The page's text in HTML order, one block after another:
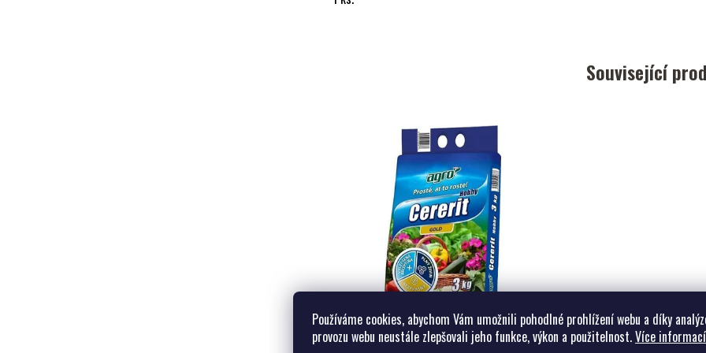
Používáme cookies, abychom Vám umožnili pohodlné prohlížení webu a díky
provozu webu neustále zlepšovali jeho funkce, výkon a použitelnost.Více informací
Související
Cererit Hobby Gold